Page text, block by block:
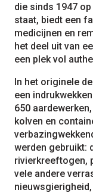
die sinds 1947
staat, biedt een
medicijnen en
het deel uit van
een plek vol
In het originele
een
650
kolven en
werden gebruikt:
rivierkreeftogen,
vele andere